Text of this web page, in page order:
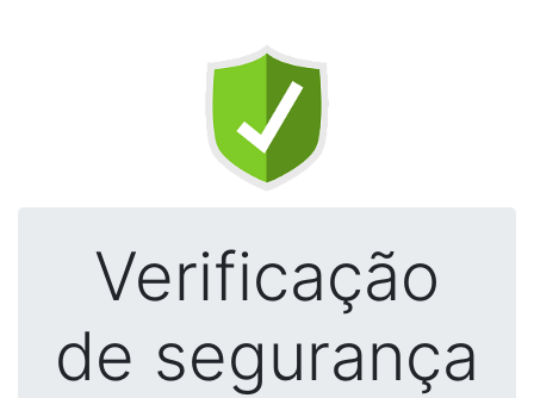
Verificação
de segurança